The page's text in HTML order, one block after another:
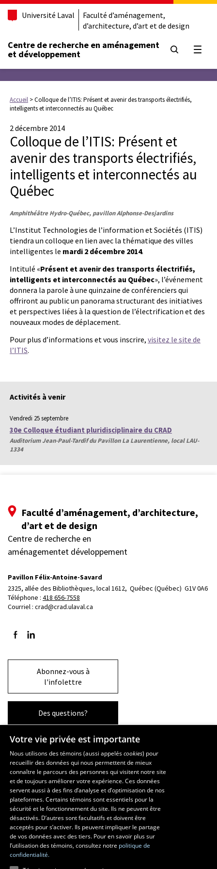
Université Laval
Faculté d’aménagement,
d’architecture, d’art et de design
Centre de recherche en aménagement
et développement
Accueil >Colloque de l’ITIS: Présent et avenir des transports électrifiés,
intelligents et interconnectés au Québec
2 décembre 2014
Colloque de l’ITIS: Présent et
avenir des transports électrifiés,
intelligents et interconnectés au
Québec
Amphithéâtre Hydro-Québec, pavillon Alphonse-Desjardins
L’Institut Technologies de l’information et Sociétés (ITIS)
tiendra un colloque en lien avec la thématique des villes
intelligentes le mardi 2 décembre 2014.
Intitulé «Présent et avenir des transports électrifiés,
intelligents et interconnectés au Québec», l’événement
donnera la parole à une quinzaine de conférenciers qui
offriront au public un panorama structurant des initiatives
et perspectives liées à la question de l’électrification et des
nouveaux modes de déplacement.
Pour plus d’informations et vous inscrire, visitez le site de
l’ITIS.
Activités à venir
Vendredi 25 septembre
30e Colloque étudiant pluridisciplinaire du CRAD
Auditorium Jean-Paul-Tardif du Pavillon La Laurentienne, local LAU-
1334
Faculté d’aménagement, d’architecture,
d’art et de design
Centre de recherche en
aménagementet développement
Pavillon Félix-Antoine-Savard
2325, allée des Bibliothèques, local 1612, Québec (Québec)  G1V 0A6
Téléphone : 418 656-7558
Courriel : crad@crad.ulaval.ca
Suivez-nous sur Facebook
Suivez-nous sur LinkedIn
Abonnez-vous à
l'infolettre
Des questions?
La Faculté et ses écoles
Faculté d’aménagement, d’architecture, d’art et de design
École d’art
École supérieure d’aménagement du territoire et de développement
régional
École d’architecture
École de design
Votre vie privée est importante
Nous utilisons des témoins (aussi appeléscookies) pour
recueillir des données qui nous permettent de mieux
connaître le parcours des personnes qui visitent notre site
et de toujours améliorer votre expérience. Ces données
servent aussi à des fins d’analyse et d’optimisation de nos
plateformes. Certains témoins sont essentiels pour la
sécurité et le fonctionnement du site. Ils ne peuvent être
désactivés. D’autres sont facultatifs et doivent être
acceptés pour s’activer. Ils peuvent impliquer le partage
de vos données avec des tiers. Pour en savoir plus sur
l’utilisation des témoins, consultez notre politique de
confidentialité.